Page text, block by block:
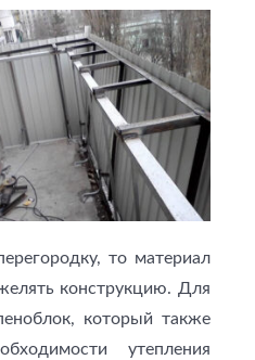
то материал
конструкцию. Для
который также
утепления